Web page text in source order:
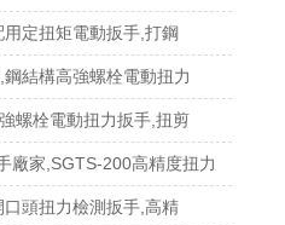
定扭矩電動扳手,打鋼
結構高強螺栓電動扭力
螺栓電動扭力扳手,扭剪
廠家,SGTS-200高精度扭力
頭扭力檢測扳手,高精